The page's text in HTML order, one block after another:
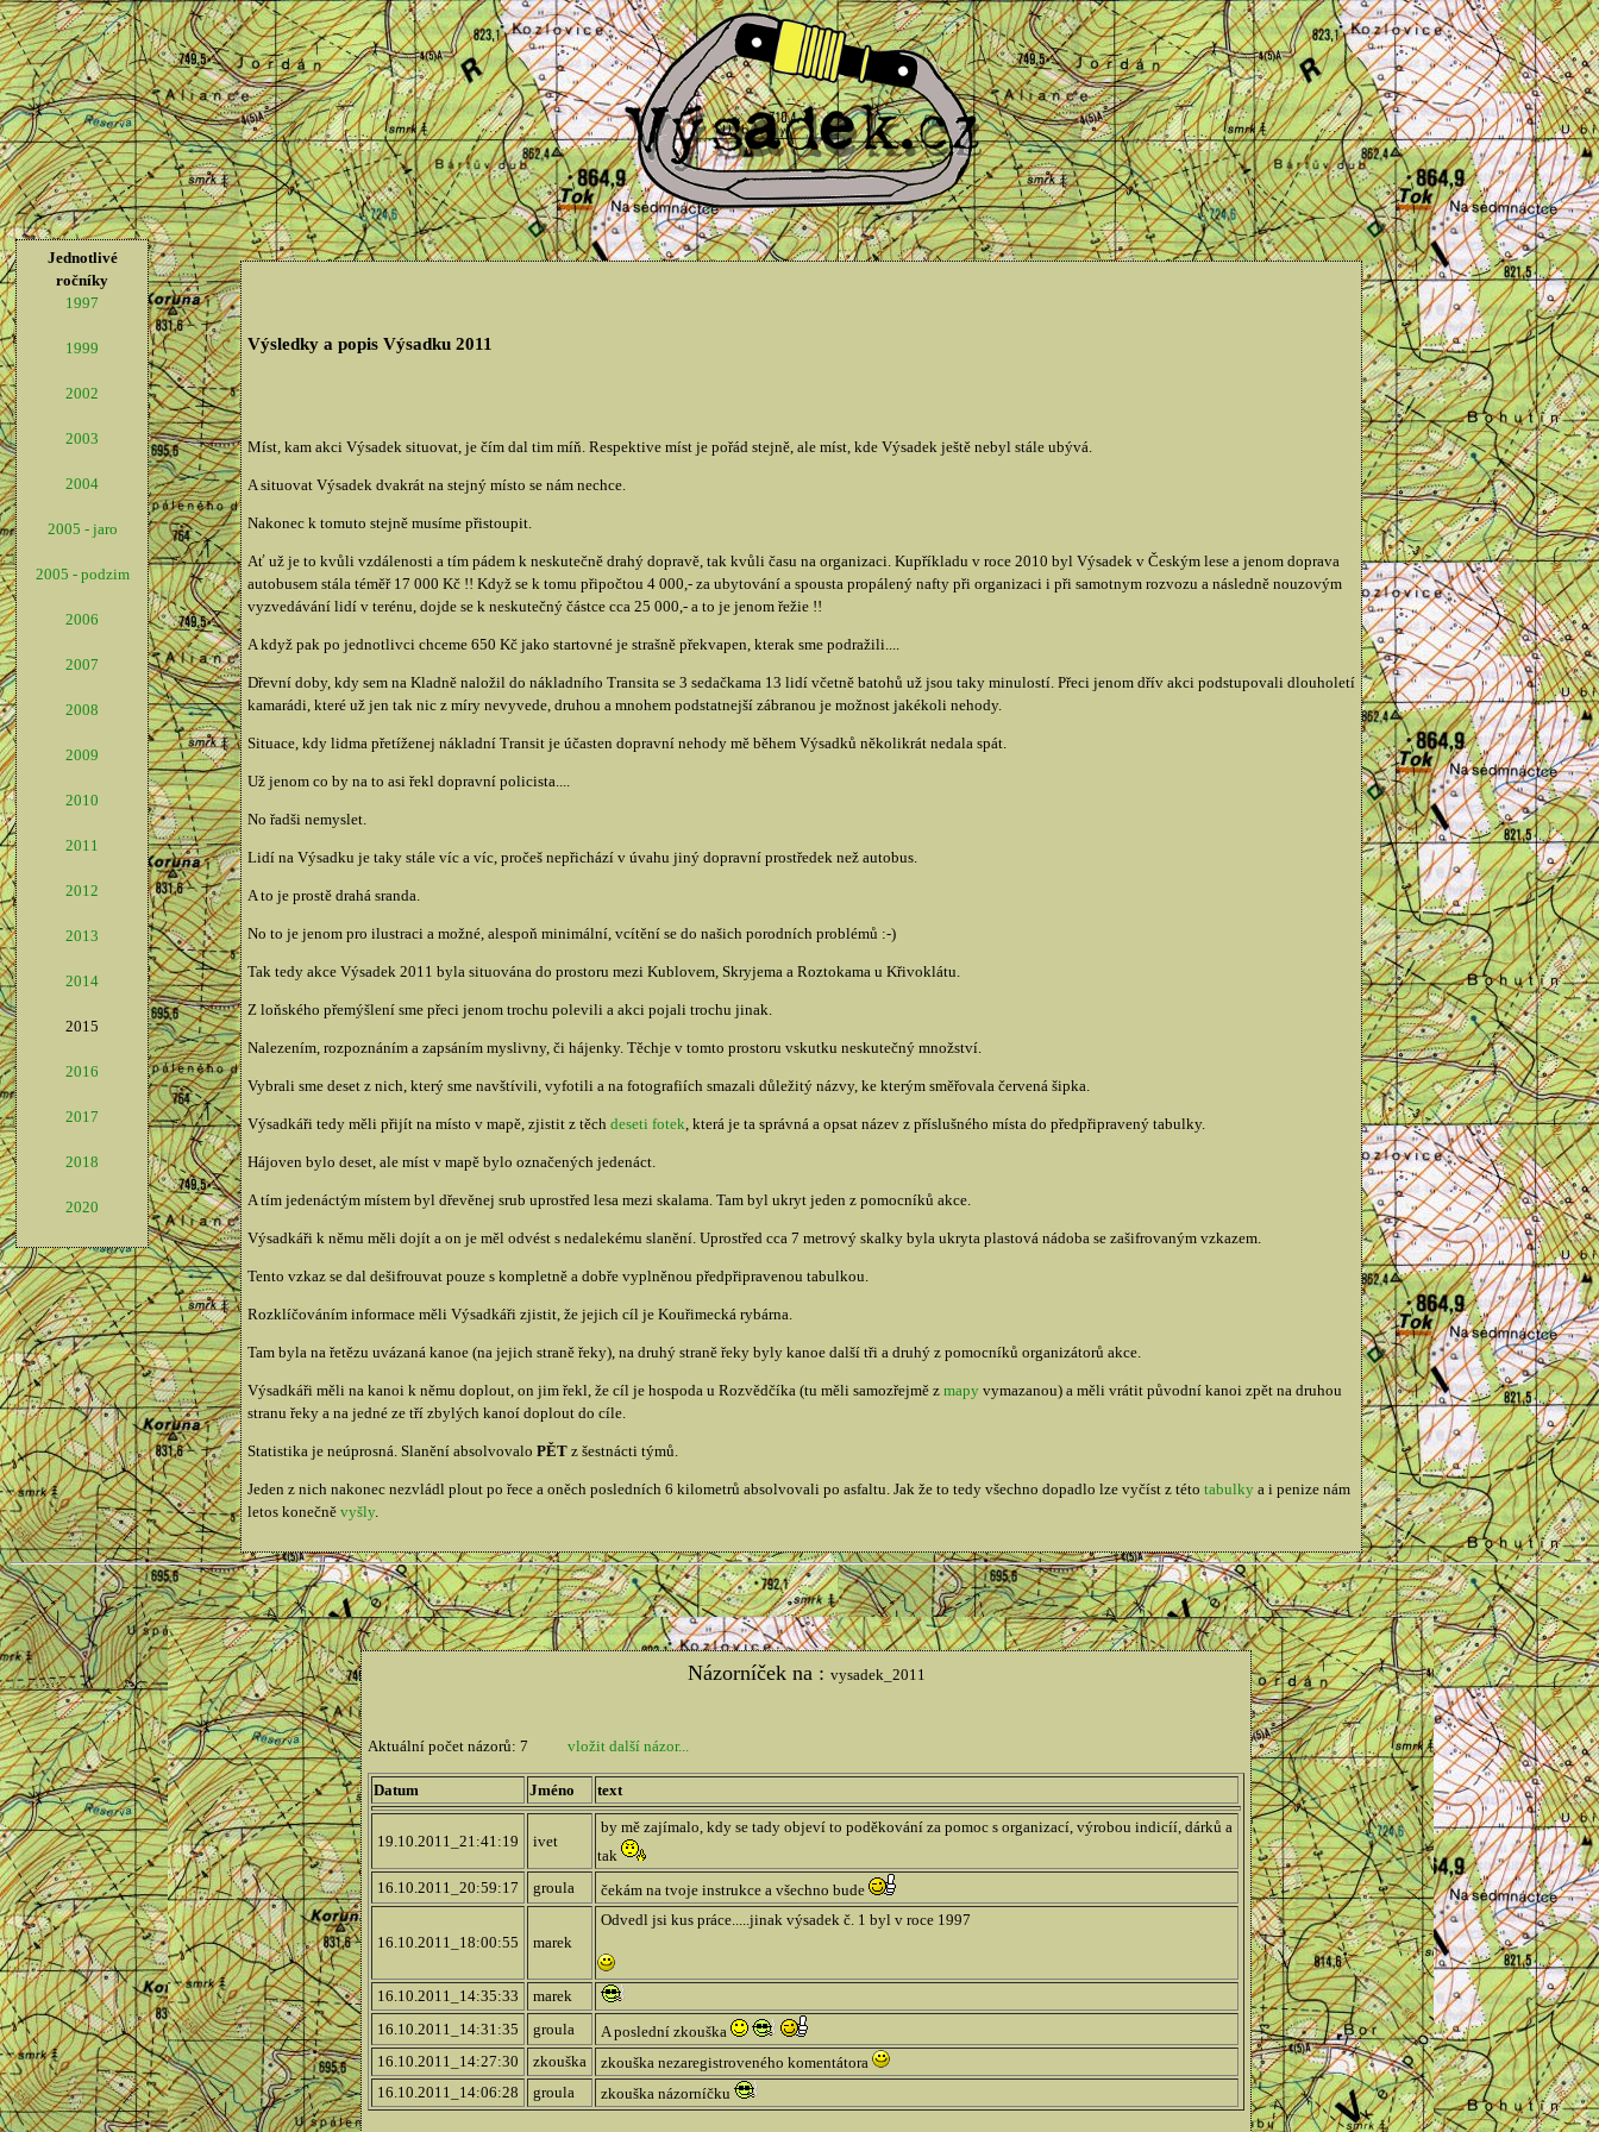
Jednotlivé
ročníky
1997
1999
2002
2003
2004
2005 - jaro
2005 - podzim
2006
2007
2008
2009
2010
2011
2012
2013
2014
2015
2016
2017
2018
2020
Výsledky a popis Výsadku 2011
Míst, kam akci Výsadek situovat, je čím dal tim míň. Respektive míst je pořád stejně, ale míst, kde Výsadek ještě nebyl stále ubývá.
A situovat Výsadek dvakrát na stejný místo se nám nechce.
Nakonec k tomuto stejně musíme přistoupit.
Ať už je to kvůli vzdálenosti a tím pádem k neskutečně drahý dopravě, tak kvůli času na organizaci. Kupříkladu v roce 2010 byl Výsadek v Českým lese a jenom doprava
autobusem stála téměř 17 000 Kč !! Když se k tomu připočtou 4 000,- za ubytování a spousta propálený nafty při organizaci i při samotnym rozvozu a následně nouzovým
vyzvedávání lidí v terénu, dojde se k neskutečný částce cca 25 000,- a to je jenom řežie !!
A když pak po jednotlivci chceme 650 Kč jako startovné je strašně překvapen, kterak sme podražili....
Dřevní doby, kdy sem na Kladně naložil do nákladního Transita se 3 sedačkama 13 lidí včetně batohů už jsou taky minulostí. Přeci jenom dřív akci podstupovali dlouholetí
kamarádi, které už jen tak nic z míry nevyvede, druhou a mnohem podstatnejší zábranou je možnost jakékoli nehody.
Situace, kdy lidma přetíženej nákladní Transit je účasten dopravní nehody mě během Výsadků několikrát nedala spát.
Už jenom co by na to asi řekl dopravní policista....
No řadši nemyslet.
Lidí na Výsadku je taky stále víc a víc, pročeš nepřichází v úvahu jiný dopravní prostředek než autobus.
A to je prostě drahá sranda.
No to je jenom pro ilustraci a možné, alespoň minimální, vcítění se do našich porodních problémů :-)
Tak tedy akce Výsadek 2011 byla situována do prostoru mezi Kublovem, Skryjema a Roztokama u Křivoklátu.
Z loňského přemýšlení sme přeci jenom trochu polevili a akci pojali trochu jinak.
Nalezením, rozpoznáním a zapsáním myslivny, či hájenky. Těchje v tomto prostoru vskutku neskutečný množství.
Vybrali sme deset z nich, který sme navštívili, vyfotili a na fotografiích smazali důležitý názvy, ke kterým směřovala červená šipka.
Výsadkáři tedy měli přijít na místo v mapě, zjistit z těch deseti fotek, která je ta správná a opsat název z příslušného místa do předpřipravený tabulky.
Hájoven bylo deset, ale míst v mapě bylo označených jedenáct.
A tím jedenáctým místem byl dřevěnej srub uprostřed lesa mezi skalama. Tam byl ukryt jeden z pomocníků akce.
Výsadkáři k němu měli dojít a on je měl odvést s nedalekému slanění. Uprostřed cca 7 metrový skalky byla ukryta plastová nádoba se zašifrovaným vzkazem.
Tento vzkaz se dal dešifrouvat pouze s kompletně a dobře vyplněnou předpřipravenou tabulkou.
Rozklíčováním informace měli Výsadkáři zjistit, že jejich cíl je Kouřimecká rybárna.
Tam byla na řetězu uvázaná kanoe (na jejich straně řeky), na druhý straně řeky byly kanoe další tři a druhý z pomocníků organizátorů akce.
Výsadkáři měli na kanoi k němu doplout, on jim řekl, že cíl je hospoda u Rozvědčíka (tu měli samozřejmě z mapyvymazanou) a měli vrátit původní kanoi zpět na druhou
stranu řeky a na jedné ze tří zbylých kanoí doplout do cíle.
Statistika je neúprosná. Slanění absolvovalo PĚTz šestnácti týmů.
Jeden z nich nakonec nezvládl plout po řece a oněch posledních 6 kilometrů absolvovali po asfaltu. Jak že to tedy všechno dopadlo lze vyčíst z této tabulkya i penize nám
letos konečně vyšly.